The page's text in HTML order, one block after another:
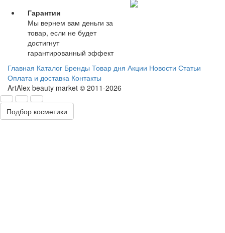
Гарантии
Мы вернем вам деньги за
товар, если не будет
достигнут
гарантированный эффект
Главная Каталог Бренды Товар дня Акции Новости Статьи
Оплата и доставка Контакты
ArtAlex beauty market © 2011-2026
Подбор косметики